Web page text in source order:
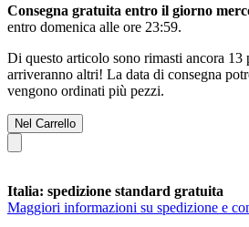
Consegna gratuita entro il giorno
entro domenica alle ore 23:59.
Di questo articolo sono rimasti ancora 13
arriveranno altri! La data di consegna
vengono ordinati più pezzi.
Nel Carrello
Italia: spedizione standard gratuita
Maggiori informazioni su spedizione e